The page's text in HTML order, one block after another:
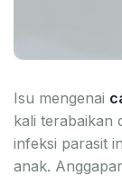
Isu mengenai
kali terabaikan
infeksi parasit
anak.